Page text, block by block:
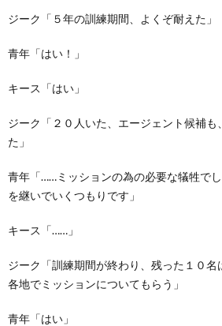
ジーク「５年の訓練期間、よくぞ耐えた」
青年「はい！」
キース「はい」
ジーク「２０人いた、エージェント候補も
た」
青年「……ミッションの為の必要な犠牲で
を継いでいくつもりです」
キース「……」
ジーク「訓練期間が終わり、残った１０名
各地でミッションについてもらう」
青年「はい」